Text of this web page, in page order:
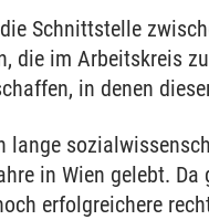
Schnittstelle
die im Arbeitskreis
in denen
lange
in Wien gelebt.
erfolgreichere